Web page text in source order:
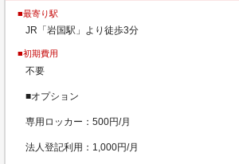
■最寄り駅
JR「岩国駅」より徒歩3分
■初期費用
不要
■オプション
専用ロッカー：500円/月
法人登記利用：1,000円/月